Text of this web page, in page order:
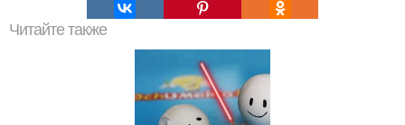
Читайте также